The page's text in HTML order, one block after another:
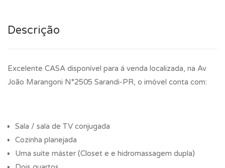
Descrição
Excelente CASA disponível para á venda localizada, na Av
João Marangoni N°2505 Sarandi-PR, o imóvel conta com:
Sala / sala de TV conjugada
Cozinha planejada
Uma suíte máster (Closet e e hidromassagem dupla)